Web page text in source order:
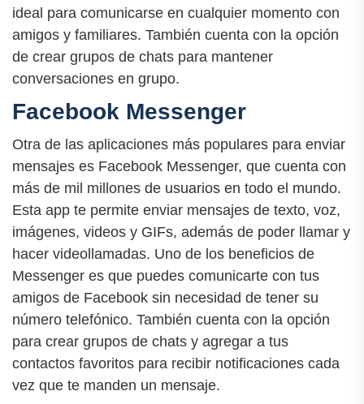
ideal para comunicarse en cualquier momento con
amigos y familiares. También cuenta con la opción
de crear grupos de chats para mantener
conversaciones en grupo.
Facebook Messenger
Otra de las aplicaciones más populares para enviar
mensajes es Facebook Messenger, que cuenta con
más de mil millones de usuarios en todo el mundo.
Esta app te permite enviar mensajes de texto, voz,
imágenes, videos y GIFs, además de poder llamar y
hacer videollamadas. Uno de los beneficios de
Messenger es que puedes comunicarte con tus
amigos de Facebook sin necesidad de tener su
número telefónico. También cuenta con la opción
para crear grupos de chats y agregar a tus
contactos favoritos para recibir notificaciones cada
vez que te manden un mensaje.